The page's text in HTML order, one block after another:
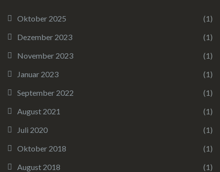
Oktober 2025
(1)
Dezember 2023
(1)
November 2023
(1)
Januar 2023
(1)
September 2022
(1)
August 2021
(1)
Juli 2020
(1)
Oktober 2018
(1)
August 2018
(1)